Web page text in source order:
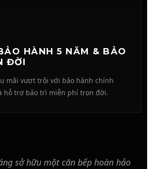
HÀNH 5 NĂM & BẢO
ĐỜI
mãi vượt trội với bảo hành chính
hỗ trợ bảo trì miễn phí trọn đời.
sở hữu một căn bếp hoàn hảo